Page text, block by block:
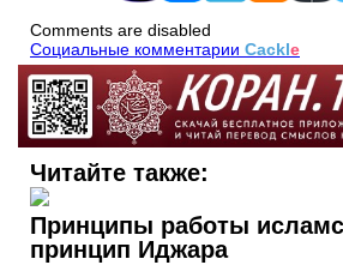
Comments are disabled
Социальные комментарии Cackle
Читайте также:
Принципы работы
принцип Иджара